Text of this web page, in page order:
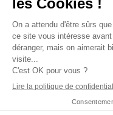
ONLY